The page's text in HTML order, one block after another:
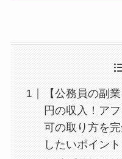
【公務員の副
円の収入！ア
可の取り方を
したいポイント